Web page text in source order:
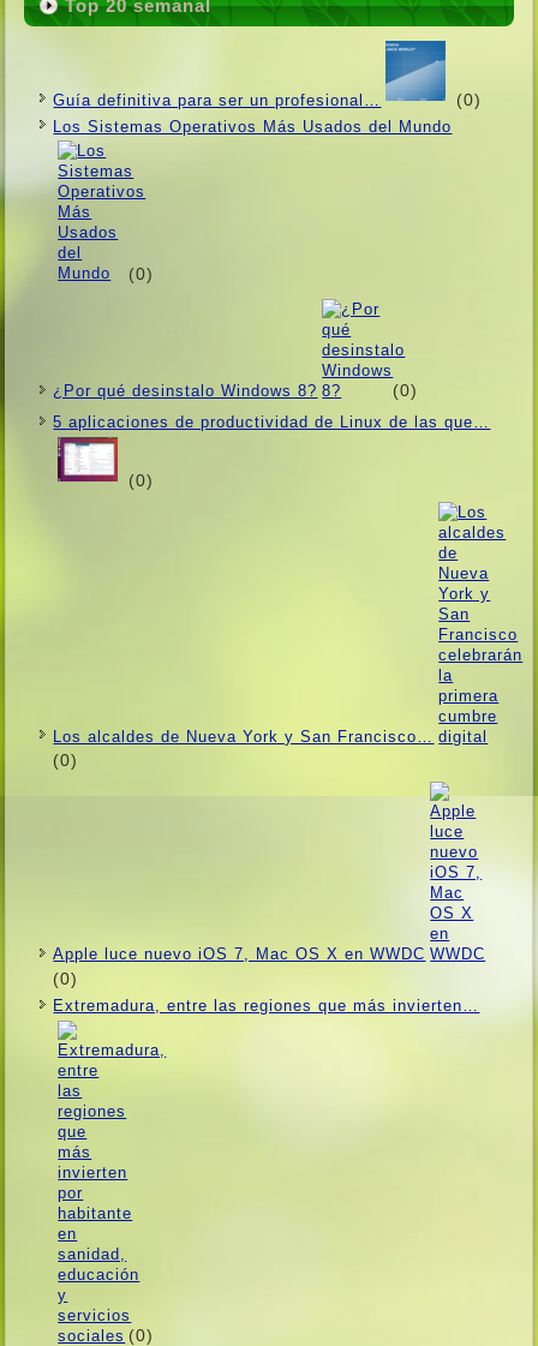
Top 20 semanal
Guí­a definitiva para ser un profesional… (0)
Los Sistemas Operativos Más Usados ​​del Mundo
(0)
¿Por qué desinstalo Windows 8? (0)
5 aplicaciones de productividad de Linux de las que…
(0)
Los alcaldes de Nueva York y San Francisco…
(0)
Apple luce nuevo iOS 7, Mac OS X en WWDC
(0)
Extremadura, entre las regiones que más invierten…
(0)